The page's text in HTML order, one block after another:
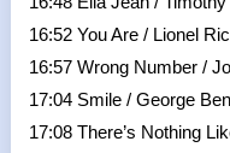
16:52 You Are / Lionel
16:57 Wrong Number /
17:04 Smile / George
17:08 There’s Nothing